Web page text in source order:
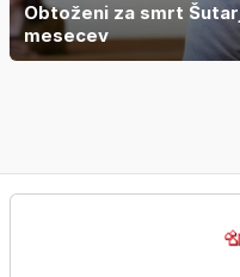
Obtoženi za smrt
mesecev